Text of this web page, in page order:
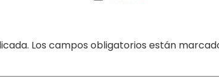
Los campos obligatorios están